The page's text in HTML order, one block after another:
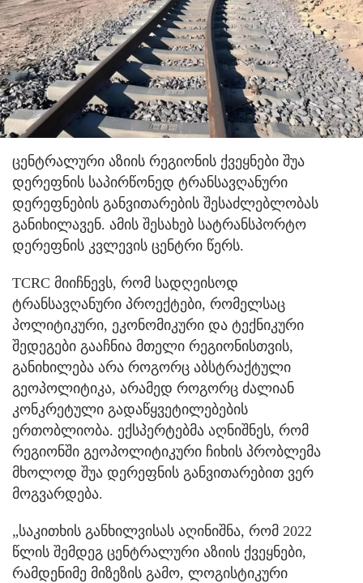
ცენტრალური აზიის რეგიონის ქვეყნები შუა
დერეფნის საპირწონედ ტრანსავღანური
დერეფნების განვითარების შესაძლებლობას
განიხილავენ. ამის შესახებ სატრანსპორტო
დერეფნის კვლევის ცენტრი წერს.
TCRC მიიჩნევს, რომ სადღეისოდ
ტრანსავღანური პროექტები, რომელსაც
პოლიტიკური, ეკონომიკური და ტექნიკური
შედეგები გააჩნია მთელი რეგიონისთვის,
განიხილება არა როგორც აბსტრაქტული
გეოპოლიტიკა, არამედ როგორც ძალიან
კონკრეტული გადაწყვეტილებების
ერთობლიობა. ექსპერტებმა აღნიშნეს, რომ
რეგიონში გეოპოლიტიკური ჩიხის პრობლემა
მხოლოდ შუა დერეფნის განვითარებით ვერ
მოგვარდება.
„საკითხის განხილვისას აღინიშნა, რომ 2022
წლის შემდეგ ცენტრალური აზიის ქვეყნები,
რამდენიმე მიზეზის გამო, ლოგისტიკური